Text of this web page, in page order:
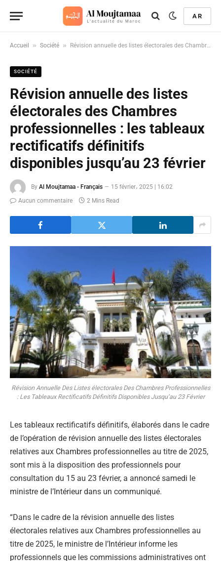
AR
Accueil » Société » Révision annuelle des listes électorales des Chambres professionnelles : les tableaux rectificatifs définitifs disponibles jusqu’au 23 février
SOCIÉTÉ
Révision annuelle des listes
électorales des Chambres
professionnelles : les tableaux
rectificatifs définitifs
disponibles jusqu’au 23 février
By Al Moujtamaa - Français
15 février، 2025 | 16:02
Aucun commentaire
2 Mins Read
Révision Annuelle Des Listes électorales Des Chambres Professionnelles
: Les Tableaux Rectificatifs Définitifs Disponibles Jusqu’au 23 Février
Les tableaux rectificatifs définitifs, élaborés dans le cadre
de l’opération de révision annuelle des listes électorales
relatives aux Chambres professionnelles au titre de 2025,
sont mis à la disposition des professionnels pour
consultation du 15 au 23 février, a annoncé samedi le
ministre de l’Intérieur dans un communiqué.
“Dans le cadre de la révision annuelle des listes
électorales relatives aux Chambres professionnelles au
titre de 2025, le ministre de l’Intérieur informe les
professionnels que les commissions administratives ont